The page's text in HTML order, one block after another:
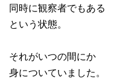
同時に観察者でもある
という状態。
それがいつの間にか
身についていました。